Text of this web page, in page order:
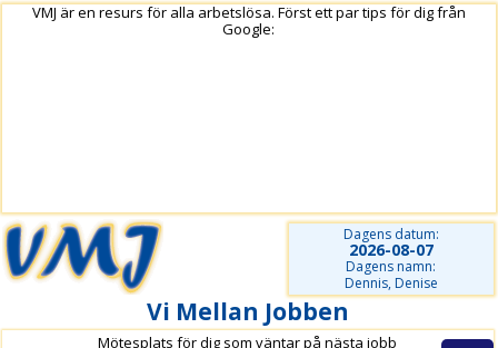
VMJ är en resurs för alla arbetslösa. Först ett par tips för dig från
Google:
Dagens datum:
2026-08-07
Dagens namn:
Dennis, Denise
Vi Mellan Jobben
Mötesplats för dig som väntar på nästa jobb